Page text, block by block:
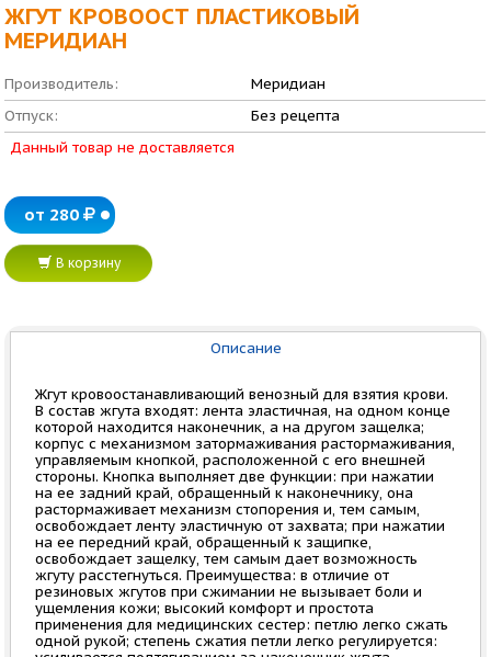
ЖГУТ КРОВООСТ ПЛАСТИКОВЫЙ
МЕРИДИАН
Производитель:
Меридиан
Отпуск:
Без рецепта
Данный товар не доставляется
от 280
В корзину
Описание
Жгут кровоостанавливающий венозный для взятия крови.
В состав жгута входят: лента эластичная, на одном конце
которой находится наконечник, а на другом защелка;
корпус с механизмом затормаживания растормаживания,
управляемым кнопкой, расположенной с его внешней
стороны. Кнопка выполняет две функции: при нажатии
на ее задний край, обращенный к наконечнику, она
растормаживает механизм стопорения и, тем самым,
освобождает ленту эластичную от захвата; при нажатии
на ее передний край, обращенный к защипке,
освобождает защелку, тем самым дает возможность
жгуту расстегнуться. Преимущества: в отличие от
резиновых жгутов при сжимании не вызывает боли и
ущемления кожи; высокий комфорт и простота
применения для медицинских сестер: петлю легко сжать
одной рукой; степень сжатия петли легко регулируется: